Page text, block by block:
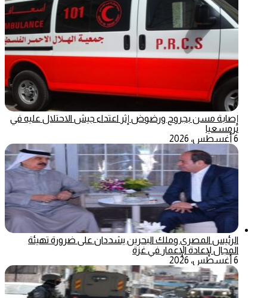
إصابة مسن بجروح ورضوض إثر اعتداء جيش الاحتلال عليه في
ترمسعيا
6 أغسطس، 2026
الرئيس المصري وملك البحرين يشددان على ضرورة تهيئة
المجال لإعادة الإعمار في غزة
6 أغسطس، 2026